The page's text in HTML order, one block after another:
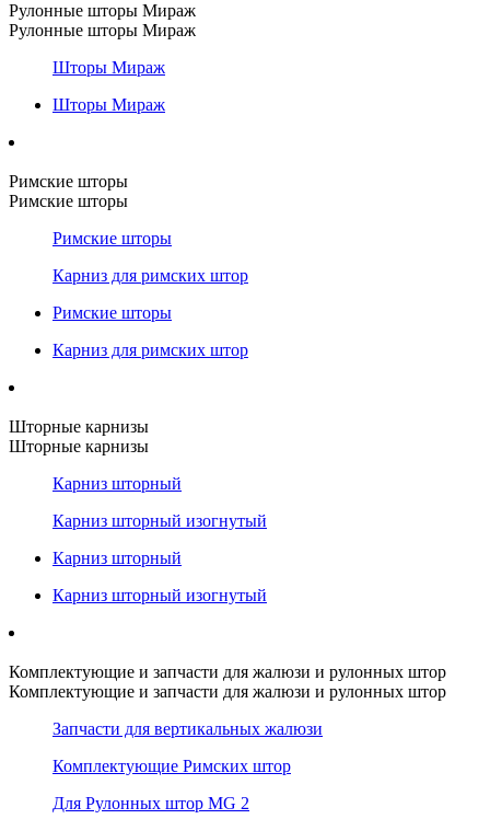
Рулонные шторы Мираж
Рулонные шторы Мираж
Шторы Мираж
Шторы Мираж
Римские шторы
Римские шторы
Римские шторы
Карниз для римских штор
Римские шторы
Карниз для римских штор
Шторные карнизы
Шторные карнизы
Карниз шторный
Карниз шторный изогнутый
Карниз шторный
Карниз шторный изогнутый
Комплектующие и запчасти для жалюзи и рулонных штор
Комплектующие и запчасти для жалюзи и рулонных штор
Запчасти для вертикальных жалюзи
Комплектующие Римских штор
Для Рулонных штор MG 2